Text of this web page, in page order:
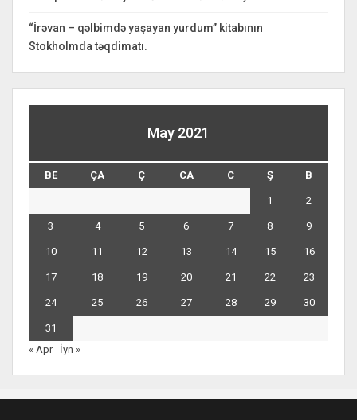
“İrəvan – qəlbimdə yaşayan yurdum” kitabının
Stokholmda təqdimatı.
May 2021
BE ÇA Ç CA C Ş B
1 2
3 4 5 6 7 8 9
10 11 12 13 14 15 16
17 18 19 20 21 22 23
24 25 26 27 28 29 30
31
« Apr
İyn »